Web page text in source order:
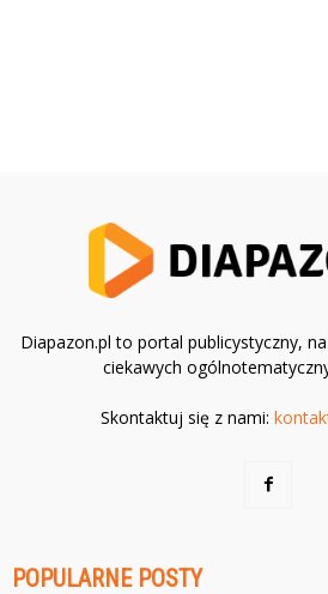
Diapazon.pl to portal publicystyczny,
ciekawych
Skontaktuj się z nami:
POPULARNE POSTY